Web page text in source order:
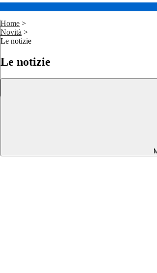
Home >
Novità >
Le notizie
Le notizie